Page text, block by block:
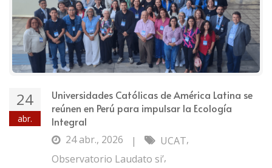
24
abr.
Universidades Católicas de América Latina se
reúnen en Perú para impulsar la Ecología
Integral
24 abr., 2026
| UCAT,
Observatorio Laudato si’,